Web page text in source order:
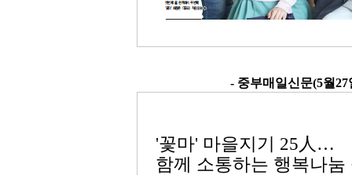
- 중부매일신문(5월
'꽃마' 마을지기 25人…
함께 소통하는 행복나눔